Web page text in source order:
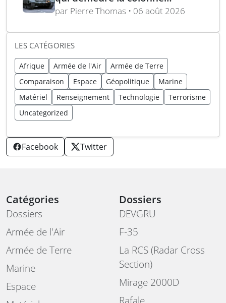
vertébrale blindée russe
par Pierre Thomas • 06 août 2026
LES CATÉGORIES
Afrique Armée de l'Air
Armée de Terre
Comparaison
Espace Géopolitique
Marine
Matériel
Renseignement Technologie
Terrorisme
Uncategorized
Facebook Twitter
Catégories
Dossiers
Armée de l'Air
Armée de Terre
Marine
Espace
Dossiers
DEVGRU
F-35
La RCS (Radar Cross
Section)
Mirage 2000D